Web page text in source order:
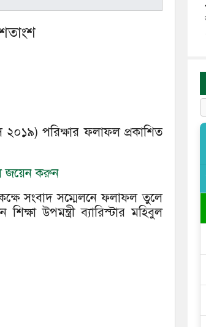
২০১৯) পরিক্ষার ফলাফল প্রকাশিত
জয়েন করুন
সংবাদ সম্মেলনে ফলাফল তুলে
উপমন্ত্রী ব্যারিস্টার মহিবুল